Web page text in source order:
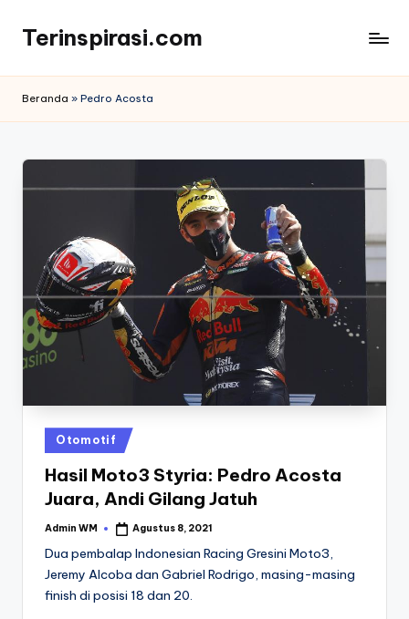
content
Terinspirasi.com
Terkini
Beranda » Pedro Acosta
Posted
in
Otomotif
Hasil Moto3 Styria: Pedro Acosta
Juara, Andi Gilang Jatuh
Posted
Admin WM Agustus 8, 2021
Dua pembalap Indonesian Racing Gresini Moto3,
Jeremy Alcoba dan Gabriel Rodrigo, masing-masing
finish di posisi 18 dan 20.